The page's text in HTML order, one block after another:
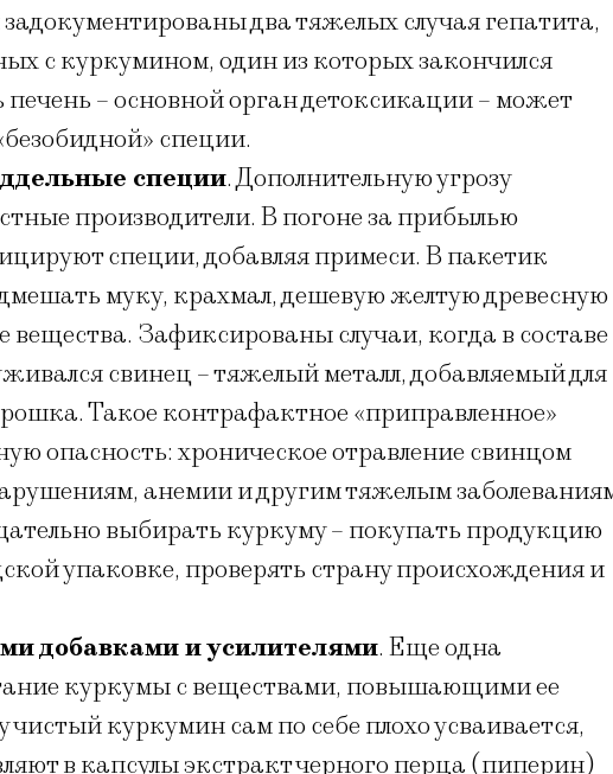
два тяжелых случая гепатита,
с куркумином, один из которых закончился
печень – основной орган детоксикации – может
специи.
специи. Дополнительную угрозу
производители. В погоне за прибылью
специи, добавляя примеси. В пакетик
муку, крахмал, дешевую желтую древесную
вещества. Зафиксированы случаи, когда в составе
свинец – тяжелый металл, добавляемый для
Такое контрафактное «приправленное»
опасность: хроническое отравление свинцом
анемии и другим тяжелым
выбирать куркуму – покупать продукцию
упаковке, проверять страну происхождения и
добавками и усилителями. Еще одна
куркумы с веществами, повышающими ее
чистый куркумин сам по себе плохо усваивается,
в капсулы экстракт черного перца (пиперин)